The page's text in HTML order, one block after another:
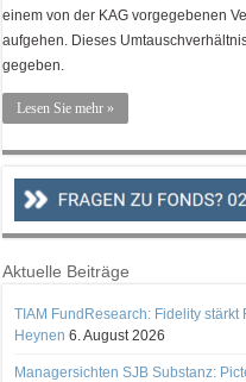
einem von der KAG vorgegebenen
aufgehen. Dieses
gegeben.
Lesen Sie mehr »
Aktuelle Beiträge
TIAM FundResearch: Fidelity
Heynen 6. August 2026
Managersichten SJB Substanz: